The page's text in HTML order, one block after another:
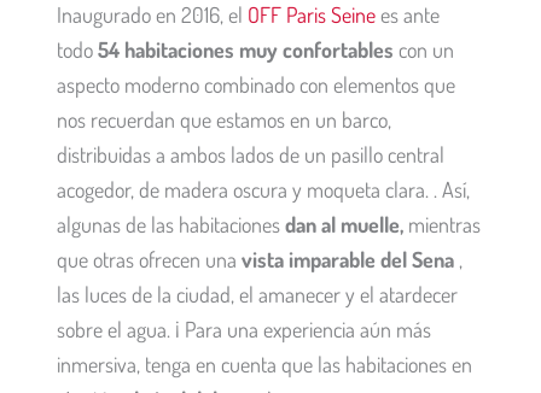
Inaugurado en 2016, el OFF Paris Seinees ante
todo54 habitaciones muy confortables con un
aspecto moderno combinado con elementos que
nos recuerdan que estamos en un barco,
distribuidas a ambos lados de un pasillo central
acogedor, de madera oscura y moqueta clara. . Así,
algunas de las habitacionesdan al muelle, mientras
que otras ofrecen unavista imparable del Sena ,
las luces de la ciudad, el amanecer y el atardecer
sobre el agua. ¡ Para una experiencia aún más
inmersiva, tenga en cuenta que las habitaciones en